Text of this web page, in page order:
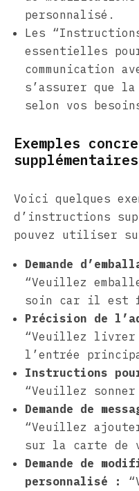
personnalisé.
Les
essentielles
communication
s’assurer que la
selon vos
Exemples
Voici quelques
d’instructions
pouvez utiliser
Demande
“Veuillez
soin car il est
Précision de
“Veuillez livrer
l’entrée
Instructions
“Veuillez
Demande de
“Veuillez
sur la carte de
Demande de
personnalisé :